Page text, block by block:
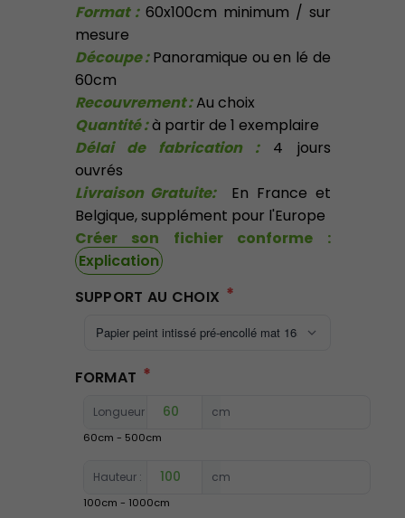
Format :60x100cm minimum / sur
mesure
Découpe :Panoramique ou en lé de
60cm
Recouvrement :Au choix
Quantité :à partir de 1 exemplaire
Délai de fabrication :4 jours
ouvrés
Livraison Gratuite:En France et
Belgique, supplément pour l'Europe
Créer son fichier conforme :
Explication
SUPPORT AU CHOIX *
FORMAT *
Longueur : cm
60cm - 500cm
Hauteur : cm
100cm - 1000cm